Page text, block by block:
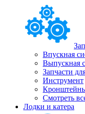
Впускная
Выпускная
Запчасти
Инструмент
Смотреть
Лодки и катера